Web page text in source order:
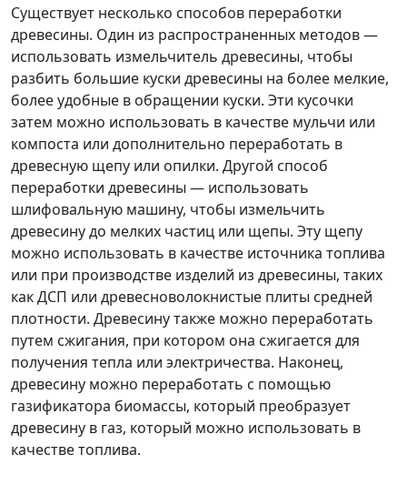
Существует несколько способов переработки
древесины. Один из распространенных методов —
использовать измельчитель древесины, чтобы
разбить большие куски древесины на более мелкие,
более удобные в обращении куски. Эти кусочки
затем можно использовать в качестве мульчи или
компоста или дополнительно переработать в
древесную щепу или опилки. Другой способ
переработки древесины — использовать
шлифовальную машину, чтобы измельчить
древесину до мелких частиц или щепы. Эту щепу
можно использовать в качестве источника топлива
или при производстве изделий из древесины, таких
как ДСП или древесноволокнистые плиты средней
плотности. Древесину также можно переработать
путем сжигания, при котором она сжигается для
получения тепла или электричества. Наконец,
древесину можно переработать с помощью
газификатора биомассы, который преобразует
древесину в газ, который можно использовать в
качестве топлива.